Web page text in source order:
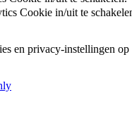
Cookie in/uit te
en privacy-instellingen